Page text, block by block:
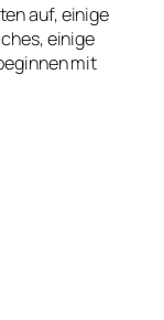
auf, einige
einige
mit